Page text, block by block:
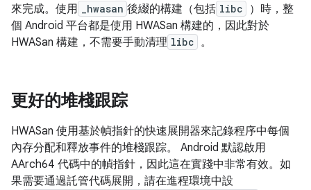
來完成。使用
_hwasan 後綴的構建（包括 libc
）時，整
個 Android 平台都是使用 HWASan 構建的，因此對於
HWASan 構建，不需要手動清理 libc 。
更好的堆棧跟踪
HWASan 使用基於幀指針的快速展開器來記錄程序中每個
內存分配和釋放事件的堆棧跟踪。 Android 默認啟用
AArch64 代碼中的幀指針，因此這在實踐中非常有效。如
果需要通過託管代碼展開，請在進程環境中設